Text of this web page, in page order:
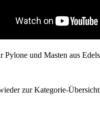
zur Kategorie-Übersicht